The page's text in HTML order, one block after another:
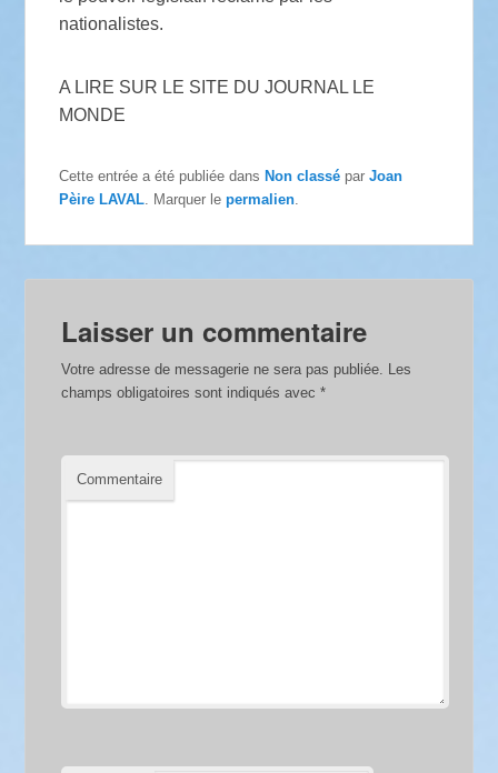
nationalistes.
A LIRE SUR LE SITE DU JOURNAL LE
MONDE
Cette entrée a été publiée dansNon classé parJoan
Pèire LAVAL . Marquer lepermalien
Laisser un commentaire
Votre adresse de messagerie ne sera pas publiée. Les
champs obligatoires sont indiqués avec*
Commentaire